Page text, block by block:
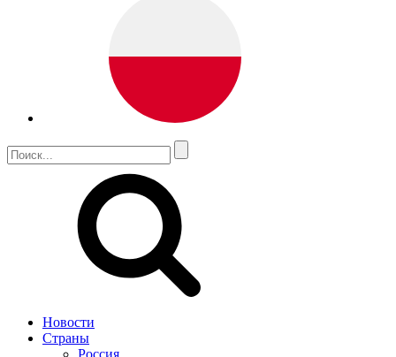
Новости
Страны
Россия